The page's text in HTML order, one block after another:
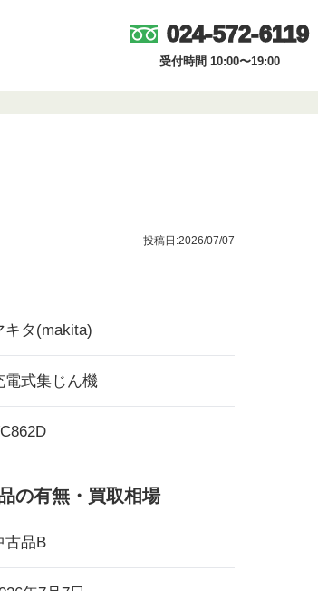
024-572-6119
受付時間 10:00〜19:00
投稿日:2026/07/07
キタ(makita)
電式集じん機
の有無・買取相場
古品B